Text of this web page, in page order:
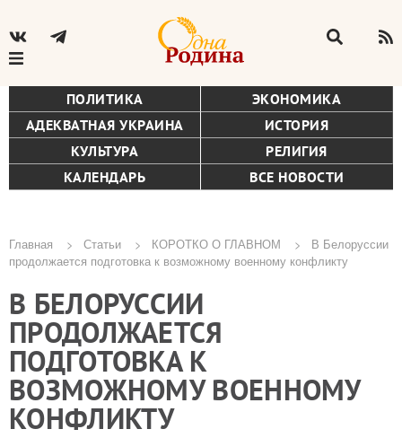
ПОЛИТИКА
ЭКОНОМИКА
АДЕКВАТНАЯ УКРАИНА
ИСТОРИЯ
КУЛЬТУРА
РЕЛИГИЯ
КАЛЕНДАРЬ
ВСЕ НОВОСТИ
Строка
навигации
Главная Статьи КОРОТКО О ГЛАВНОМ
В Белоруссии
продолжается подготовка к возможному военному конфликту
В БЕЛОРУССИИ
ПРОДОЛЖАЕТСЯ
ПОДГОТОВКА К
ВОЗМОЖНОМУ ВОЕННОМУ
КОНФЛИКТУ